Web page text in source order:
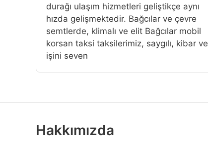
durağı ulaşım hizmetleri geliştikçe aynı
hızda gelişmektedir. Bağcılar ve çevre
semtlerde, klimalı ve elit Bağcılar mobil
korsan taksi taksilerimiz, saygılı, kibar ve
işini seven
Hakkımızda